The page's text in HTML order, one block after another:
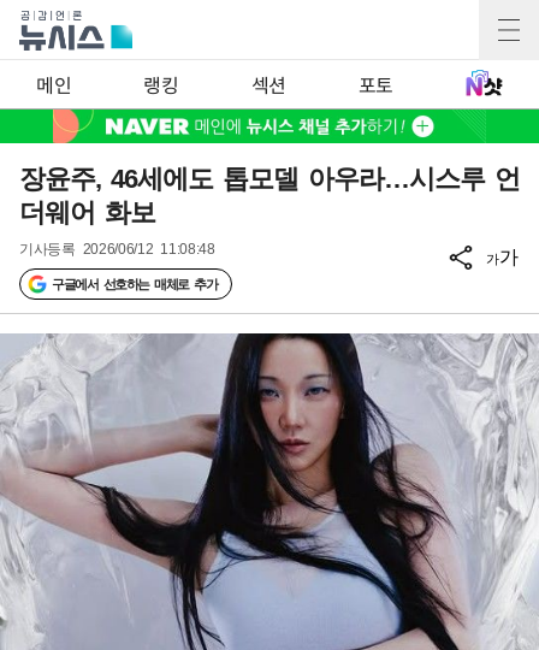
메인 랭킹 섹션 포토
장윤주, 46세에도 톱모델 아우라…시스루 언
더웨어 화보
기사등록 2026/06/12 11:08:48
구글에서 선호하는 매체로 추가
가가